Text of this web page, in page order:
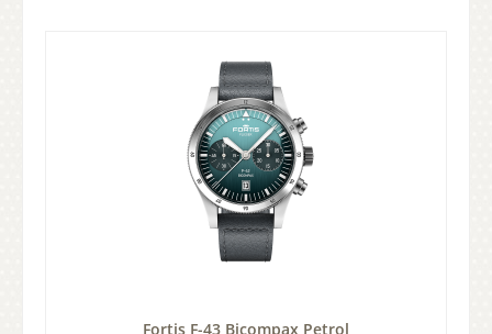
Fortis F-43 Bicompax Petrol